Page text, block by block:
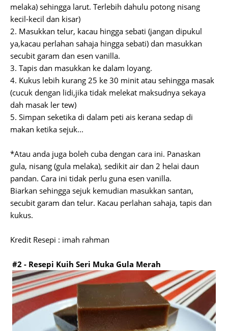
melaka) sehingga larut. Terlebih dahulu potong nisang
kecil-kecil dan kisar)
2. Masukkan telur, kacau hingga sebati (jangan dipukul
ya,kacau perlahan sahaja hingga sebati) dan masukkan
secubit garam dan esen vanilla.
3. Tapis dan masukkan ke dalam loyang.
4. Kukus lebih kurang 25 ke 30 minit atau sehingga masak
(cucuk dengan lidi,jika tidak melekat maksudnya sekaya
dah masak ler tew)
5. Simpan seketika di dalam peti ais kerana sedap di
makan ketika sejuk...
*Atau anda juga boleh cuba dengan cara ini. Panaskan
gula, nisang (gula melaka), sedikit air dan 2 helai daun
pandan. Cara ini tidak perlu guna esen vanilla.
Biarkan sehingga sejuk kemudian masukkan santan,
secubit garam dan telur. Kacau perlahan sahaja, tapis dan
kukus.
Kredit Resepi : imah rahman
#2 - Resepi Kuih Seri Muka Gula Merah